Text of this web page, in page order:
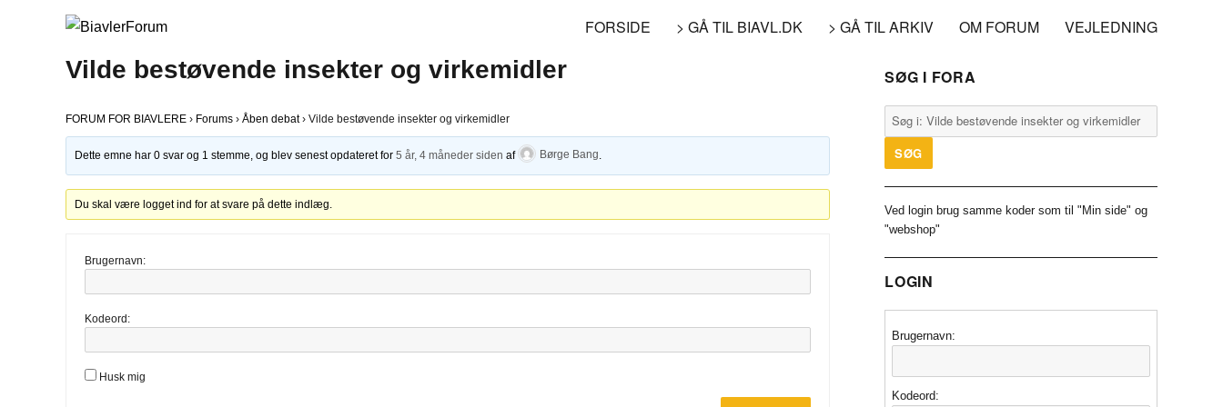
FORSIDE > GÅ TIL BIAVL.DK > GÅ TIL ARKIV OM FORUM VEJLEDNING
Vilde bestøvende insekter og virkemidler
FORUM FOR BIAVLERE › Forums › Åben debat › Vilde bestøvende insekter og virkemidler
Dette emne har 0 svar og 1 stemme, og blev senest opdateret for5 år, 4 måneder siden af Børge Bang
Du skal være logget ind for at svare på dette indlæg.
Brugernavn:
Kodeord:
Husk mig
SØG I FORA
Ved login brug samme koder som til "Min side" og
"webshop"
LOGIN
Brugernavn:
Kodeord: